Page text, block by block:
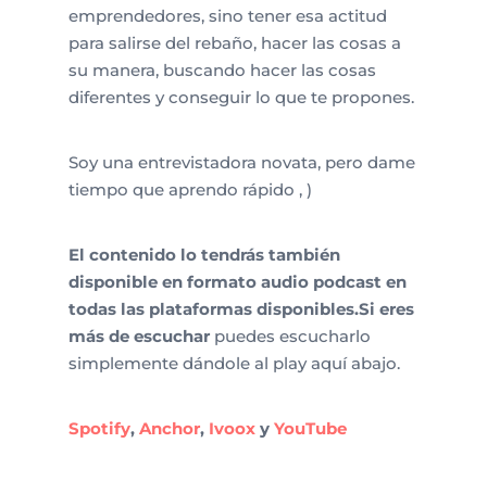
emprendedores, sino tener esa actitud
para salirse del rebaño, hacer las cosas a
su manera, buscando hacer las cosas
diferentes y conseguir lo que te propones.
Soy una entrevistadora novata, pero dame
tiempo que aprendo rápido , )
El contenido lo tendrás también
disponible en formato audio podcast en
todas las plataformas disponibles.Si eres
más de escucharpuedes escucharlo
simplemente dándole al play aquí abajo.
Spotify, Anchor,Ivooxy YouTube